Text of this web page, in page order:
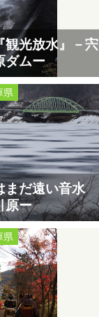
観光放水』－宍
ダムー
まだ遠い音水
原ー